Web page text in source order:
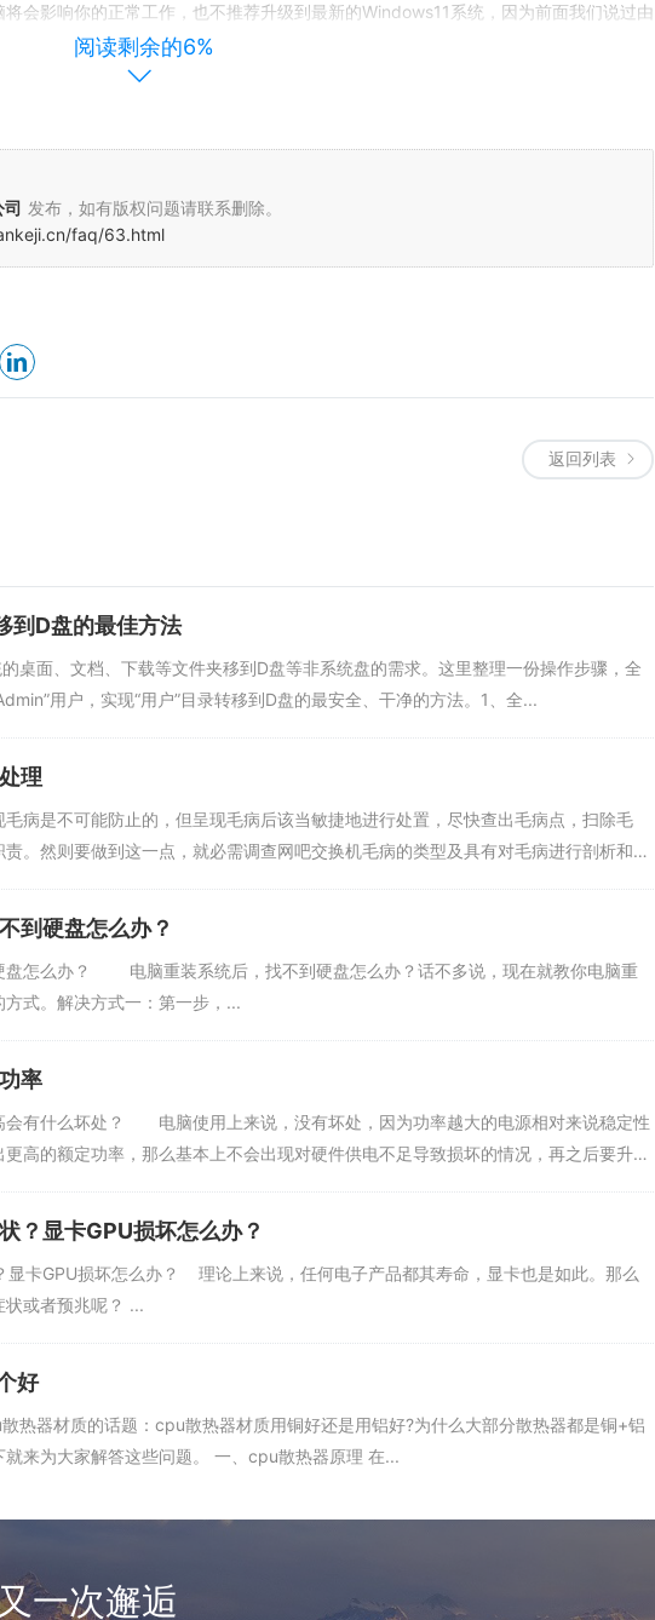
会影响你的正常工作，也不推荐升级到最新的Windows11系统，因为前面我们说过由
的问题，这样就会影响你的正常工作
也就是说不怕电脑出问题，即使一台出现问题也不会影响他们的正常使用，这些人可
们看出系统出了问题，最多就是重新安装即可
在Windows11系统推出第一个测试版本的时候，他们可能就进行了安装，试用，这些
操作方法，就喜欢安装一些最新版的Windows系统，在试用中即使出现问题也可以自己
阅读剩余的6%
发布，如有版权问题请联系删除。
faq/63.html
返回列表
到D盘的最佳方法
桌面、文档、下载等文件夹移到D盘等非系统盘的需求。这里整理一份操作步骤，全
用户，实现“用户”目录转移到D盘的最安全、干净的方法。1、全...
理
病是不可能防止的，但呈现毛病后该当敏捷地进行处置，尽快查出毛病点，扫除毛
。然则要做到这一点，就必需调查网吧交换机毛病的类型及具有对毛病进行剖析和处
到硬盘怎么办？
盘怎么办？ 电脑重装系统后，找不到硬盘怎么办？话不多说，现在就教你电脑重
式。解决方式一：第一步，...
率
有什么坏处？ 电脑使用上来说，没有坏处，因为功率越大的电源相对来说稳定性
高的额定功率，那么基本上不会出现对硬件供电不足导致损坏的情况，再之后要升
？显卡GPU损坏怎么办？
卡GPU损坏怎么办？ 理论上来说，任何电子产品都其寿命，显卡也是如此。那么
状或者预兆呢？ ...
好
热器材质的话题：cpu散热器材质用铜好还是用铝好?为什么大部分散热器都是铜+铝
来为大家解答这些问题。 一、cpu散热器原理 在...
一次邂逅